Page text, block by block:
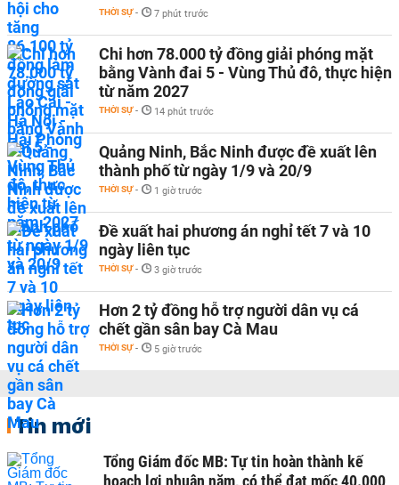
THỜI SỰ - 7 phút trước
Chi hơn 78.000 tỷ đồng giải phóng mặt
bằng Vành đai 5 - Vùng Thủ đô, thực hiện
từ năm 2027
THỜI SỰ - 14 phút trước
Quảng Ninh, Bắc Ninh được đề xuất lên
thành phố từ ngày 1/9 và 20/9
THỜI SỰ - 1 giờ trước
Đề xuất hai phương án nghỉ tết 7 và 10
ngày liên tục
THỜI SỰ - 3 giờ trước
Hơn 2 tỷ đồng hỗ trợ người dân vụ cá
chết gần sân bay Cà Mau
THỜI SỰ - 5 giờ trước
Tin mới
Tổng Giám đốc MB: Tự tin hoàn thành kế
hoạch lợi nhuận năm, có thể đạt mốc 40.000